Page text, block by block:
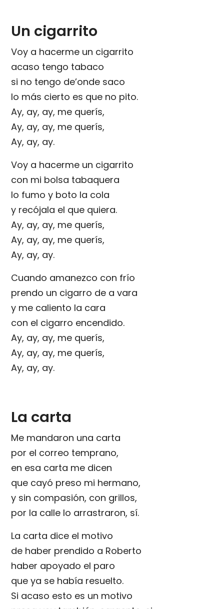
Un cigarrito
Voy a hacerme un cigarrito
acaso tengo tabaco
si no tengo de’onde saco
lo más cierto es que no pito.
Ay, ay, ay, me querís,
Ay, ay, ay, me querís,
Ay, ay, ay.
Voy a hacerme un cigarrito
con mi bolsa tabaquera
lo fumo y boto la cola
y recójala el que quiera.
Ay, ay, ay, me querís,
Ay, ay, ay, me querís,
Ay, ay, ay.
Cuando amanezco con frío
prendo un cigarro de a vara
y me caliento la cara
con el cigarro encendido.
Ay, ay, ay, me querís,
Ay, ay, ay, me querís,
Ay, ay, ay.
La carta
Me mandaron una carta
por el correo temprano,
en esa carta me dicen
que cayó preso mi hermano,
y sin compasión, con grillos,
por la calle lo arrastraron, sí.
La carta dice el motivo
de haber prendido a Roberto
haber apoyado el paro
que ya se había resuelto.
Si acaso esto es un motivo